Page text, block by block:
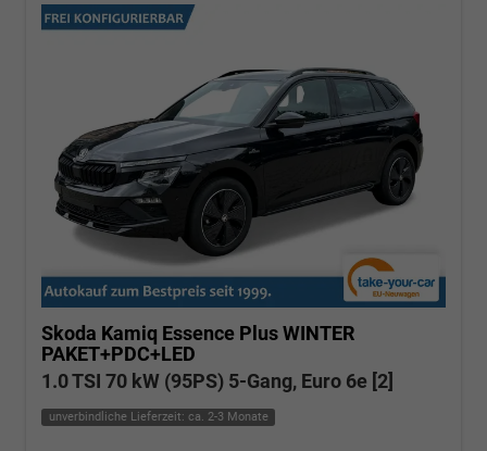
Skoda Kamiq Essence Plus WINTER
PAKET+PDC+LED
1.0 TSI 70 kW (95PS) 5-Gang, Euro 6e [2]
unverbindliche Lieferzeit: ca. 2-3 Monate